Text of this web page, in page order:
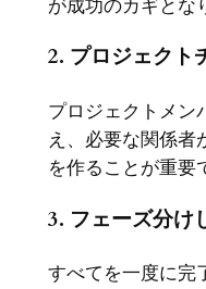
が成功のカギとな
2. プロジェクト
プロジェクトメン
え、必要な関係者
を作ることが重要
3. フェーズ分け
すべてを一度に完